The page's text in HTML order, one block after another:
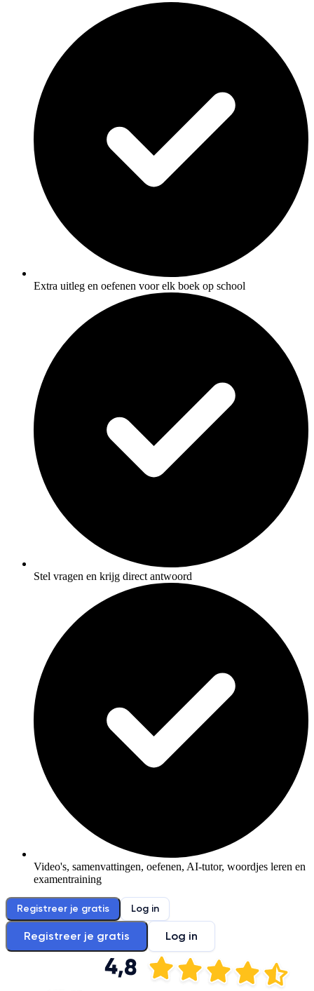
Extra uitleg en oefenen voor elk boek op school
Stel vragen en krijg direct antwoord
Video's, samenvattingen, oefenen, AI-tutor, woordjes leren en
examentraining
Registreer je gratis Log in
Registreer je gratis Log in